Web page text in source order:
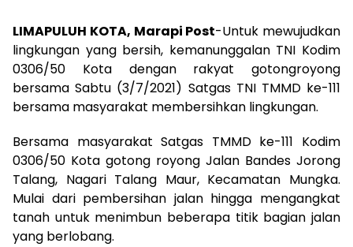
LIMAPULUH KOTA, Marapi Post-Untuk mewujudkan
lingkungan yang bersih, kemanunggalan TNI Kodim
0306/50 Kota dengan rakyat gotongroyong
bersama Sabtu (3/7/2021) Satgas TNI TMMD ke-111
bersama masyarakat membersihkan lingkungan.
Bersama masyarakat Satgas TMMD ke-111 Kodim
0306/50 Kota gotong royong Jalan Bandes Jorong
Talang, Nagari Talang Maur, Kecamatan Mungka.
Mulai dari pembersihan jalan hingga mengangkat
tanah untuk menimbun beberapa titik bagian jalan
yang berlobang.